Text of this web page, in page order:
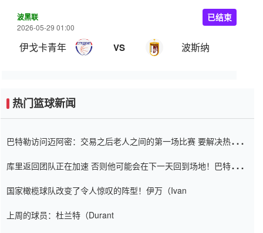
波黑联
2026-05-29 01:00
伊戈卡青年 VS 波斯纳
已结束
热门篮球新闻
巴特勒访问迈阿密：交易之后老人之间的第一场比赛 要解决热情的
库里返回团队正在加速 否则他可能会在下一天回到场地！巴特勒迈
国家橄榄球队改变了令人惊叹的阵型！伊万（Ivan
上周的球员：杜兰特（Durant